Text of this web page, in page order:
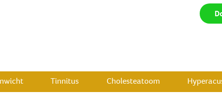
Tinnitus Cholesteatoom